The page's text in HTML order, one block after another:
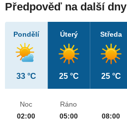
Předpověď na další dny
Pondělí
33 °C
Úterý
25 °C
Středa
25 °C
Noc
02:00
Ráno
05:00
08:00